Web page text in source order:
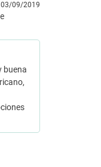
03/09/2019
buena